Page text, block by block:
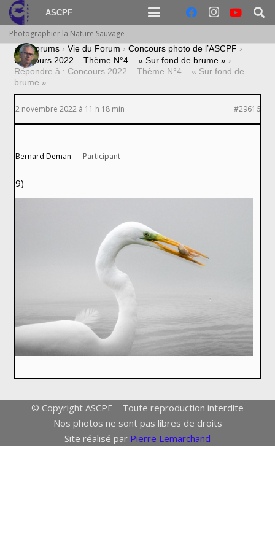
ASCPF
Photographier la Nature Sauvage
› Forums › Vie du Forum › Concours photo de l’ASCPF ›
Concours 2022 – Thème N°4 – « Sur fond de brume » ›
Répondre à : Concours 2022 – Thème N°4 – « Sur fond de
brume »
2 novembre 2022 à 11 h 18 min #29616
Bernard Deman Participant
9)
© Copyright ASCPF – Toute reproduction interdite
Nos photos ne sont pas libres de droits
Site réalisé par Pierre Lemarchand